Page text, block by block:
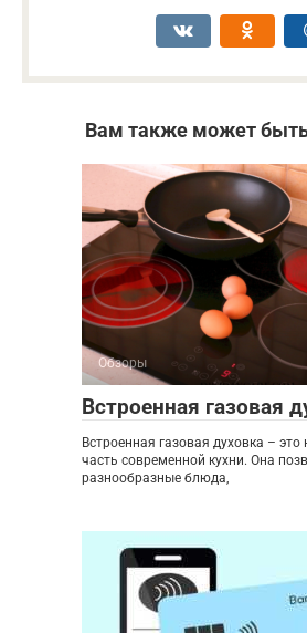
Вам также может быть
Обзоры
Встроенная газовая
Встроенная газовая духовка –
часть современной кухни. Она
разнообразные блюда,